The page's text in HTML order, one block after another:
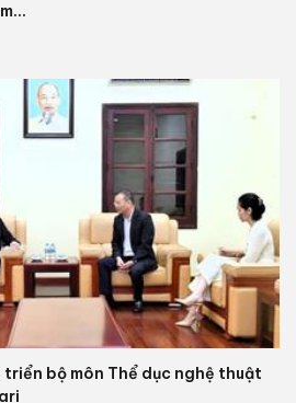
bộ môn Thể dục nghệ thuật